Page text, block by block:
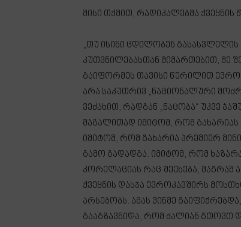
მისი თქმით, რადიკალებმა ქვეყნის
„თუ ისინი ცდილობენ
კუთვნილებასთან მიმართებით, მე
გაიფორმეს თავისი წერილით
არა საკუთრივ „ნაციონალური
ვეძახით, რადგან „ნაცობა“ უკვე
მაგალითად იმიტომ, რომ გახარიას
იმიტომ, რომ გახარია პრემიერ
გამო გადადგა. იმიტომ, რომ
კორელაციას რაც შეეხება, მაგრამ
ქვეყნის დასჯა ევროკავშირს
არსებობს. ამას ვინმე
გააგზავნიდა, რომ ძალიან გთოვთ